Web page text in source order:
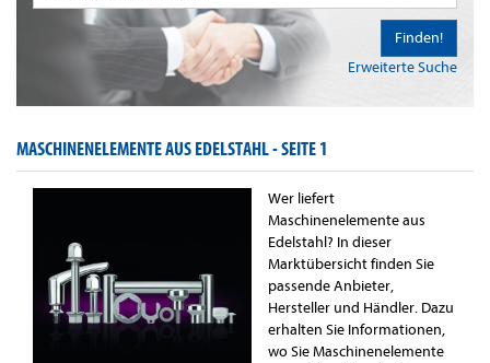
Erweiterte Suche
Finden!
MASCHINENELEMENTE AUS EDELSTAHL -SEITE 1
Wer liefert
Maschinenelemente aus
Edelstahl? In dieser
Marktübersicht finden Sie
passende Anbieter,
Hersteller und Händler. Dazu
erhalten Sie Informationen,
wo Sie Maschinenelemente